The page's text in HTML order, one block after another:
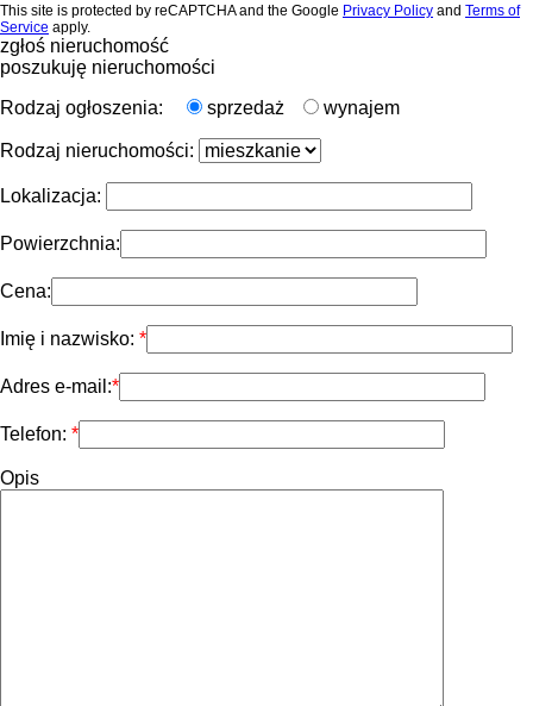
This site is protected by reCAPTCHA and the Google Privacy Policy and Terms of
Service apply.
zgłoś nieruchomość
poszukuję nieruchomości
Rodzaj ogłoszenia:
sprzedaż wynajem
Rodzaj nieruchomości:
Lokalizacja:
Powierzchnia:
Cena:
Imię i nazwisko:
Adres e-mail:
Telefon:
Opis